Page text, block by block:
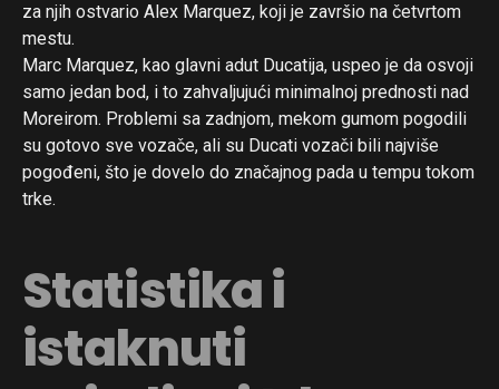
za njih ostvario Alex Marquez, koji je završio na četvrtom
mestu.
Marc Marquez, kao glavni adut Ducatija, uspeo je da osvoji
samo jedan bod, i to zahvaljujući minimalnoj prednosti nad
Moreirom. Problemi sa zadnjom, mekom gumom pogodili
su gotovo sve vozače, ali su Ducati vozači bili najviše
pogođeni, što je dovelo do značajnog pada u tempu tokom
trke.
Statistika i
istaknuti